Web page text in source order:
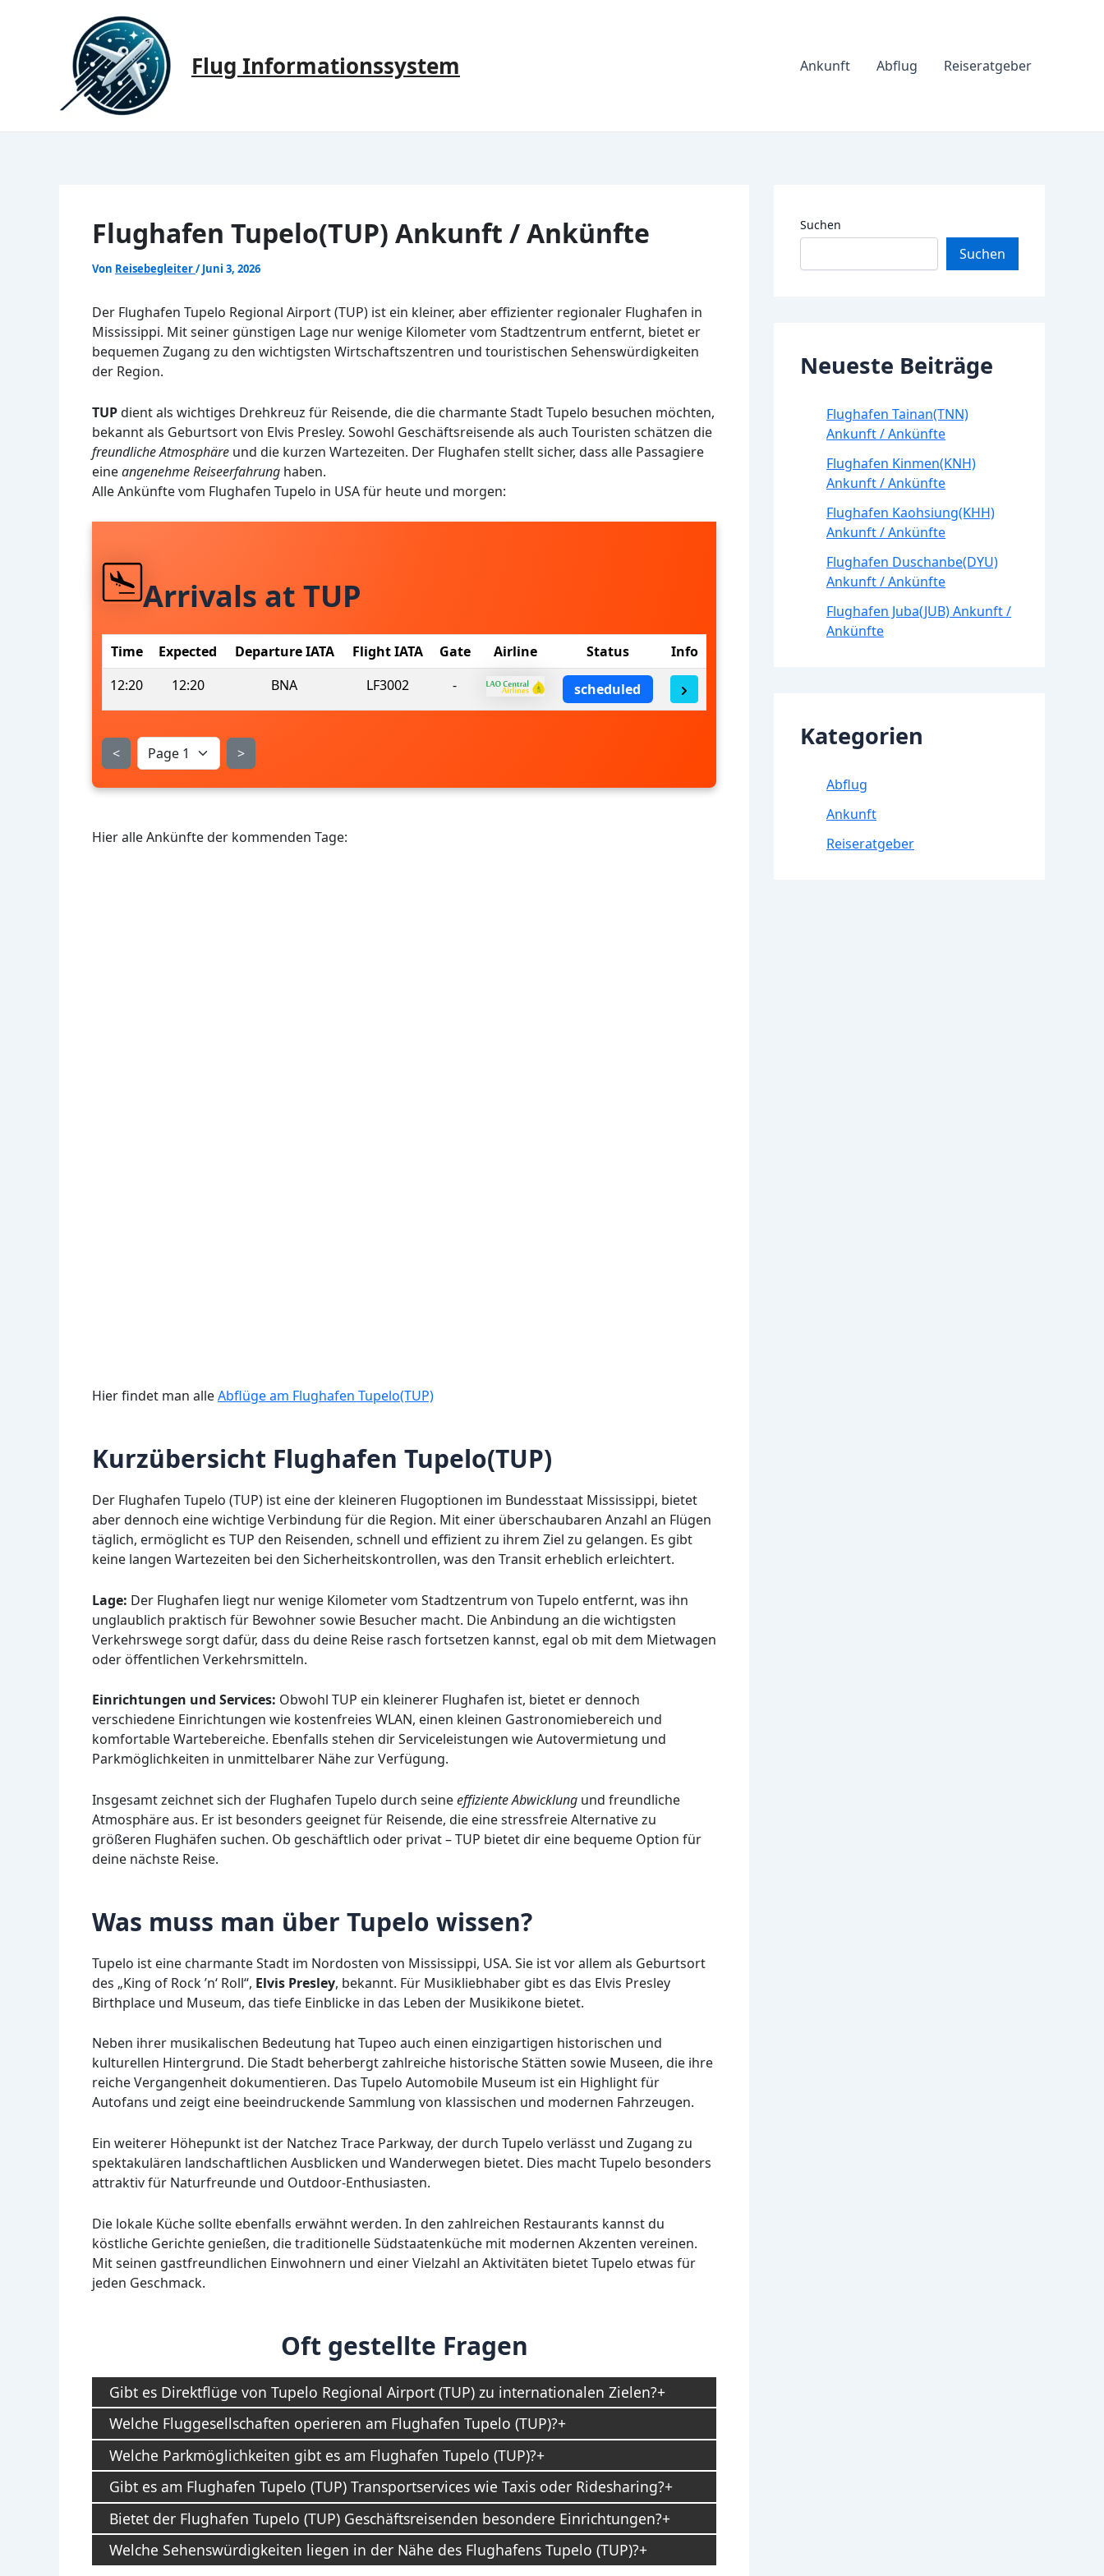
Flug Informationssystem Ankunft Abflug Reiseratgeber
Flughafen Tupelo(TUP) Ankunft / Ankünfte
Von Reisebegleiter/Juni 3, 2026
Der Flughafen Tupelo Regional Airport (TUP) ist ein kleiner, aber effizienter regionaler Flughafen in
Mississippi. Mit seiner günstigen Lage nur wenige Kilometer vom Stadtzentrum entfernt, bietet er
bequemen Zugang zu den wichtigsten Wirtschaftszentren und touristischen Sehenswürdigkeiten
der Region.
TUPdient als wichtiges Drehkreuz für Reisende, die die charmante Stadt Tupelo besuchen möchten,
bekannt als Geburtsort von Elvis Presley. Sowohl Geschäftsreisende als auch Touristen schätzen die
freundliche Atmosphäre und die kurzen Wartezeiten. Der Flughafen stellt sicher, dass alle Passagiere
eineangenehme Reiseerfahrung haben.
Alle Ankünfte vom Flughafen Tupelo in USA für heute und morgen:
Arrivals at TUP
Time Expected Departure IATA Flight IATA Gate Airline Status
Info
12:20
12:20 BNA LF3002 - scheduled
< >
Hier alle Ankünfte der kommenden Tage:
Hier findet man alleAbflüge am Flughafen Tupelo(TUP)
Kurzübersicht Flughafen Tupelo(TUP)
Der Flughafen Tupelo (TUP) ist eine der kleineren Flugoptionen im Bundesstaat Mississippi, bietet
aber dennoch eine wichtige Verbindung für die Region. Mit einer überschaubaren Anzahl an Flügen
täglich, ermöglicht es TUP den Reisenden, schnell und effizient zu ihrem Ziel zu gelangen. Es gibt
keine langen Wartezeiten bei den Sicherheitskontrollen, was den Transit erheblich erleichtert.
Lage: Der Flughafen liegt nur wenige Kilometer vom Stadtzentrum von Tupelo entfernt, was ihn
unglaublich praktisch für Bewohner sowie Besucher macht. Die Anbindung an die wichtigsten
Verkehrswege sorgt dafür, dass du deine Reise rasch fortsetzen kannst, egal ob mit dem Mietwagen
oder öffentlichen Verkehrsmitteln.
Einrichtungen und Services: Obwohl TUP ein kleinerer Flughafen ist, bietet er dennoch
verschiedene Einrichtungen wie kostenfreies WLAN, einen kleinen Gastronomiebereich und
komfortable Wartebereiche. Ebenfalls stehen dir Serviceleistungen wie Autovermietung und
Parkmöglichkeiten in unmittelbarer Nähe zur Verfügung.
Insgesamt zeichnet sich der Flughafen Tupelo durch seineeffiziente Abwicklung und freundliche
Atmosphäre aus. Er ist besonders geeignet für Reisende, die eine stressfreie Alternative zu
größeren Flughäfen suchen. Ob geschäftlich oder privat – TUP bietet dir eine bequeme Option für
deine nächste Reise.
Was muss man über Tupelo wissen?
Tupelo ist eine charmante Stadt im Nordosten von Mississippi, USA. Sie ist vor allem als Geburtsort
des „King of Rock ’n‘ Roll“, Elvis Presley, bekannt. Für Musikliebhaber gibt es das Elvis Presley
Birthplace und Museum, das tiefe Einblicke in das Leben der Musikikone bietet.
Neben ihrer musikalischen Bedeutung hat Tupeo auch einen einzigartigen historischen und
kulturellen Hintergrund. Die Stadt beherbergt zahlreiche historische Stätten sowie Museen, die ihre
reiche Vergangenheit dokumentieren. Das Tupelo Automobile Museum ist ein Highlight für
Autofans und zeigt eine beeindruckende Sammlung von klassischen und modernen Fahrzeugen.
Ein weiterer Höhepunkt ist der Natchez Trace Parkway, der durch Tupelo verlässt und Zugang zu
spektakulären landschaftlichen Ausblicken und Wanderwegen bietet. Dies macht Tupelo besonders
attraktiv für Naturfreunde und Outdoor-Enthusiasten.
Die lokale Küche sollte ebenfalls erwähnt werden. In den zahlreichen Restaurants kannst du
köstliche Gerichte genießen, die traditionelle Südstaatenküche mit modernen Akzenten vereinen.
Mit seinen gastfreundlichen Einwohnern und einer Vielzahl an Aktivitäten bietet Tupelo etwas für
jeden Geschmack.
Oft gestellte Fragen
Gibt es Direktflüge von Tupelo Regional Airport (TUP) zu internationalen Zielen?
Welche Fluggesellschaften operieren am Flughafen Tupelo (TUP)?
Welche Parkmöglichkeiten gibt es am Flughafen Tupelo (TUP)?
Gibt es am Flughafen Tupelo (TUP) Transportservices wie Taxis oder Ridesharing?
Bietet der Flughafen Tupelo (TUP) Geschäftsreisenden besondere Einrichtungen?
Welche Sehenswürdigkeiten liegen in der Nähe des Flughafens Tupelo (TUP)?
Suchen
Suchen
Neueste Beiträge
Flughafen Tainan(TNN)
Ankunft / Ankünfte
Flughafen Kinmen(KNH)
Ankunft / Ankünfte
Flughafen Kaohsiung(KHH)
Ankunft / Ankünfte
Flughafen Duschanbe(DYU)
Ankunft / Ankünfte
Flughafen Juba(JUB) Ankunft /
Ankünfte
Kategorien
Abflug
Ankunft
Reiseratgeber